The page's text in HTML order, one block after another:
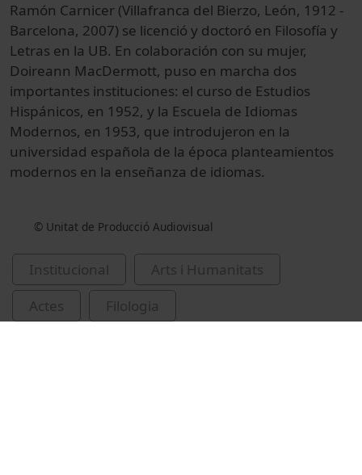
Ramón Carnicer (Villafranca del Bierzo, León, 1912 -
Barcelona, ​​2007) se licenció y doctoró en Filosofía y
Letras en la UB. En colaboración con su mujer,
Doireann MacDermott, puso en marcha dos
importantes instituciones: el curso de Estudios
Hispánicos, en 1952, y la Escuela de Idiomas
Modernos, en 1953, que introdujeron en la
universidad española de la época planteamientos
modernos en la enseñanza de idiomas.
© Unitat de Producció Audiovisual
Institucional
Arts i Humanitats
Actes
Filologia